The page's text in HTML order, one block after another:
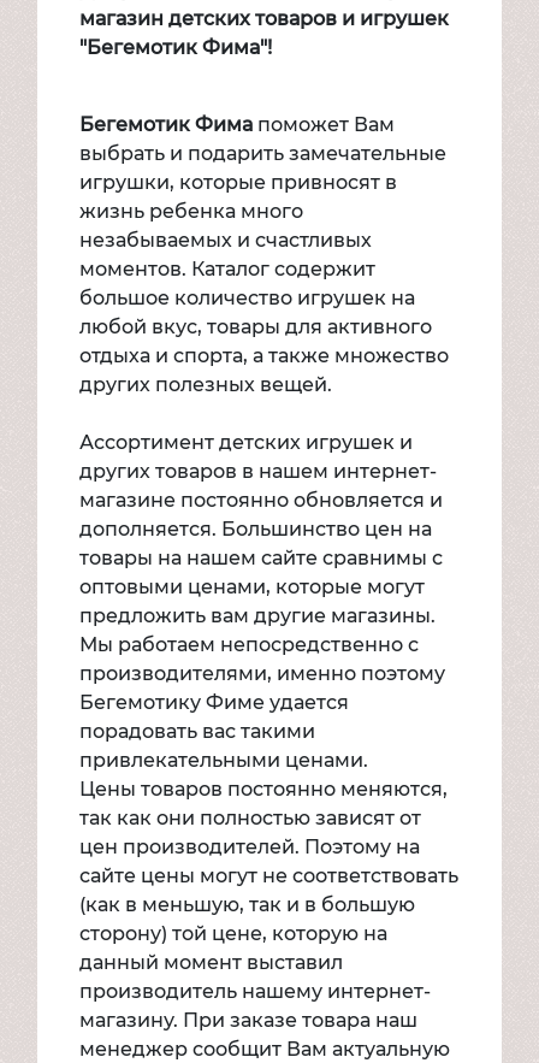
Транспорт для детей
Товары для спорта и отдыха
Товары для малышей
магазин детских товаров и игрушек
"Бегемотик Фима"!
Бегемотик Фима поможет Вам
выбрать и подарить замечательные
игрушки, которые привносят в
жизнь ребенка много
незабываемых и счастливых
моментов. Каталог содержит
большое количество игрушек на
любой вкус, товары для активного
отдыха и спорта, а также множество
других полезных вещей.
Ассортимент детских игрушек и
других товаров в нашем интернет-
магазине постоянно обновляется и
дополняется. Большинство цен на
товары на нашем сайте сравнимы с
оптовыми ценами, которые могут
предложить вам другие магазины.
Мы работаем непосредственно с
производителями, именно поэтому
Бегемотику Фиме удается
порадовать вас такими
привлекательными ценами.
Цены товаров постоянно меняются,
так как они полностью зависят от
цен производителей. Поэтому на
сайте цены могут не соответствовать
(как в меньшую, так и в большую
сторону) той цене, которую на
данный момент выставил
производитель нашему интернет-
магазину. При заказе товара наш
менеджер сообщит Вам актуальную